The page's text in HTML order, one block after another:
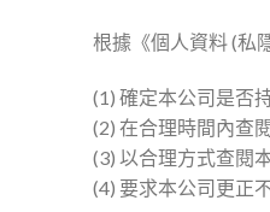
根據《個人資料 (私
(1) 確定本公司是否
(2) 在合理時間內查
(3) 以合理方式查閱
(4) 要求本公司更正